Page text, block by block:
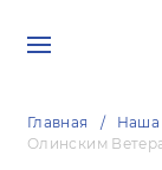
Главная Наша
Олинским